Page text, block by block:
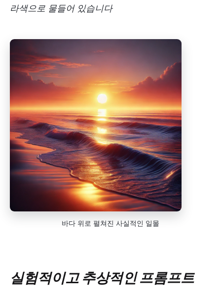
라색으로 물들어 있습니다
바다 위로 펼쳐진 사실적인 일몰
실험적이고 추상적인 프롬프트